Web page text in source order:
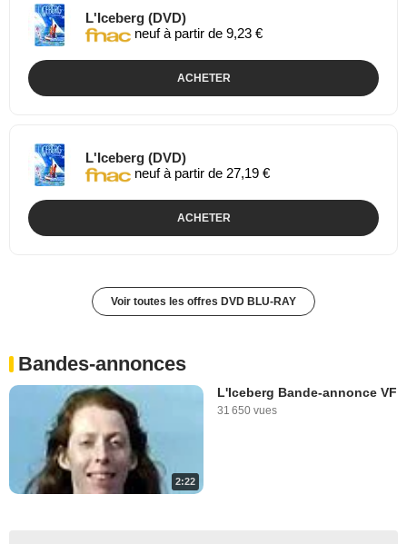
L'Iceberg (DVD)
neuf à partir de 9,23 €
ACHETER
L'Iceberg (DVD)
neuf à partir de 27,19 €
ACHETER
Voir toutes les offres DVD BLU-RAY
Bandes-annonces
2:22
L'Iceberg Bande-annonce VF
31 650 vues